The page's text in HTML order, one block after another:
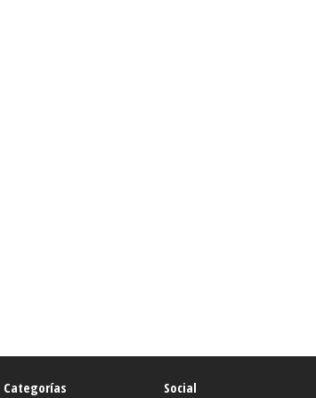
Categorías Social